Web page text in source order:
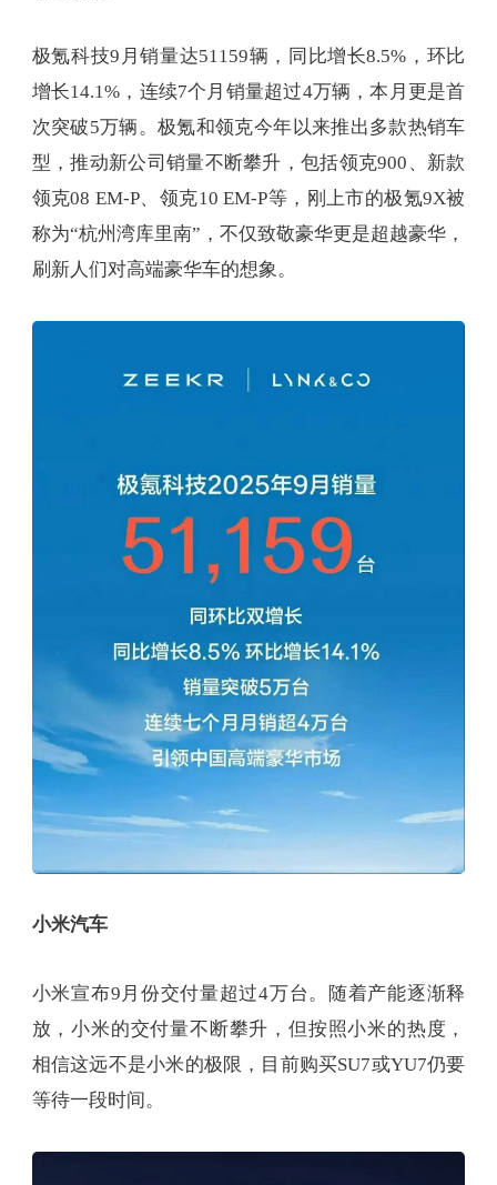
极氪科技9月销量达51159辆，同比增长8.5%，环比
增长14.1%，连续7个月销量超过4万辆，本月更是首
次突破5万辆。极氪和领克今年以来推出多款热销车
型，推动新公司销量不断攀升，包括领克900、新款
领克08 EM-P、领克10 EM-P等，刚上市的极氪9X被
称为“杭州湾库里南”，不仅致敬豪华更是超越豪华，
刷新人们对高端豪华车的想象。
小米汽车
小米宣布9月份交付量超过4万台。随着产能逐渐释
放，小米的交付量不断攀升，但按照小米的热度，
相信这远不是小米的极限，目前购买SU7或YU7仍要
等待一段时间。